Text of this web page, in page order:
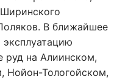
В ближайшее
эксплуатацию
руд на Алиинском,
Нойон-Тологойском,